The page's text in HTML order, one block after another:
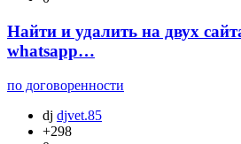
Найти и удалить на двух
whatsapp…
по договоренности
dj djvet.85
+298